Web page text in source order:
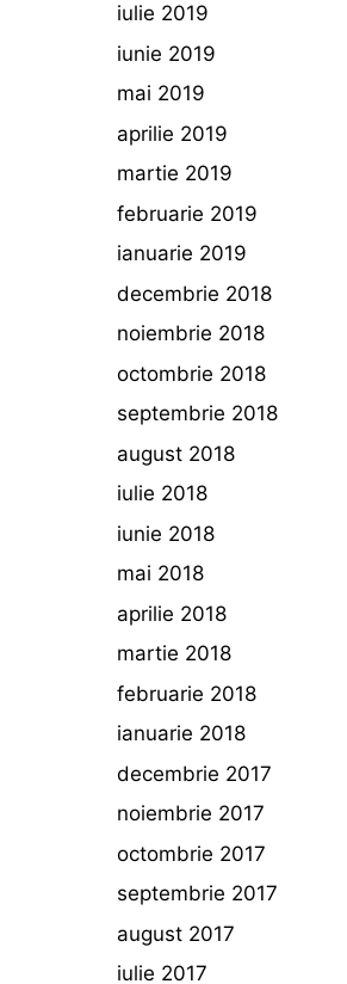
iulie 2019
iunie 2019
mai 2019
aprilie 2019
martie 2019
februarie 2019
ianuarie 2019
decembrie 2018
noiembrie 2018
octombrie 2018
septembrie 2018
august 2018
iulie 2018
iunie 2018
mai 2018
aprilie 2018
martie 2018
februarie 2018
ianuarie 2018
decembrie 2017
noiembrie 2017
octombrie 2017
septembrie 2017
august 2017
iulie 2017